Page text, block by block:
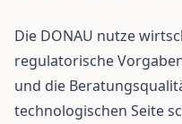
Die DONAU nutze
regulatorische
und die
technologischen Seite